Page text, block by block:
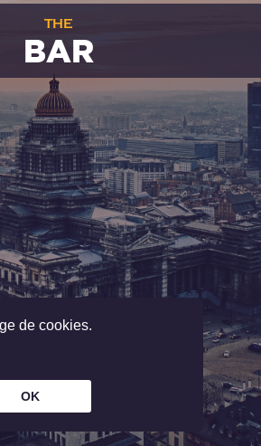
de cookies.
OK
THE
BAR
alcools et cocktails.
restauration
fermésjusqu'à 08:00
—Entrer—
THE
Echange de dossiers.
fermésjusqu'à 08:00